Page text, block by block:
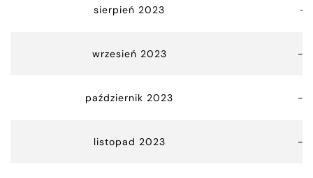
sierpień 2023 -
wrzesień 2023 -
październik 2023 -
listopad 2023 -